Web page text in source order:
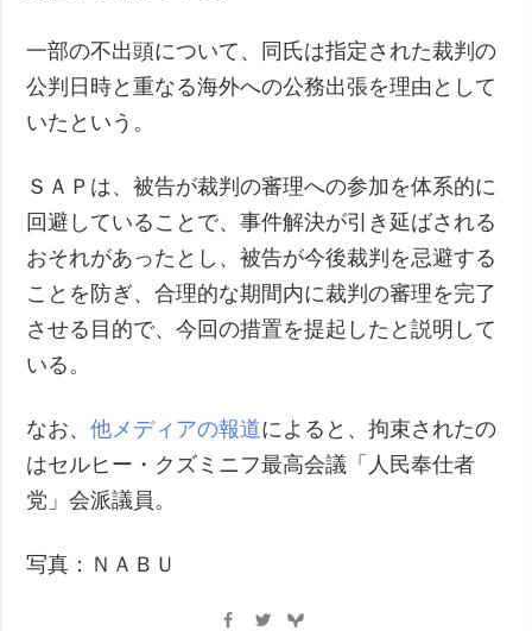
一部の不出頭について、同氏は指定された裁判の
公判日時と重なる海外への公務出張を理由として
いたという。
ＳＡＰは、被告が裁判の審理への参加を体系的に
回避していることで、事件解決が引き延ばされる
おそれがあったとし、被告が今後裁判を忌避する
ことを防ぎ、合理的な期間内に裁判の審理を完了
させる目的で、今回の措置を提起したと説明して
いる。
なお、他メディアの報道によると、拘束されたの
はセルヒー・クズミニフ最高会議「人民奉仕者
党」会派議員。
写真：ＮＡＢＵ